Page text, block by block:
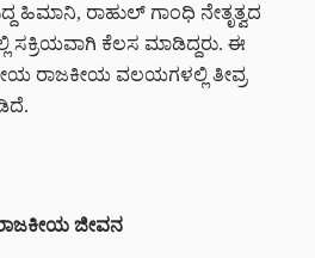
ಹಿಮಾನಿ, ರಾಹುಲ್ ಗಾಂಧಿ ನೇತೃತ್ವದ
ಕೆಲಸ ಮಾಡಿದ್ದರು. ಈ
ರಾಜಕೀಯ ವಲಯಗಳಲ್ಲಿ ತೀವ್ರ
ಜೀವನ